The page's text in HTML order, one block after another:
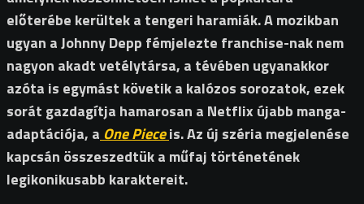
előterébe kerültek a tengeri haramiák. A mozikban
ugyan a Johnny Depp fémjelezte franchise-nak nem
nagyon akadt vetélytársa, a tévében ugyanakkor
azóta is egymást követik a kalózos sorozatok, ezek
sorát gazdagítja hamarosan a Netflix újabb manga-
adaptációja, a One Pieceis. Az új széria megjelenése
kapcsán összeszedtük a műfaj történetének
legikonikusabb karaktereit.